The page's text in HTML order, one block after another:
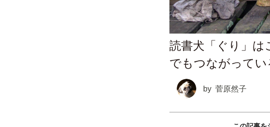
読書犬「ぐり」は
でもつながって
by 菅原然子